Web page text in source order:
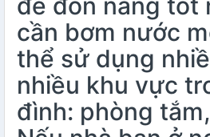
cần bơm nước
thể sử dụng
nhiều khu vực
đình: phòng